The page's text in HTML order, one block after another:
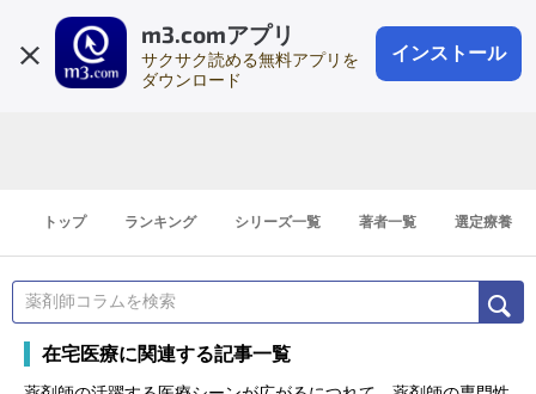
m3.comアプリ
サクサク読める無料アプリを
ダウンロード
インストール
会員登録
登録1分
トップ ランキング シリーズ一覧 著者一覧 選定療養
在宅医療に関連する記事一覧